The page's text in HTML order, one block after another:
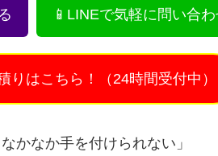
📱LINEで気軽に問い合
りはこちら！（24時間受付中）
かなか手を付けられない」